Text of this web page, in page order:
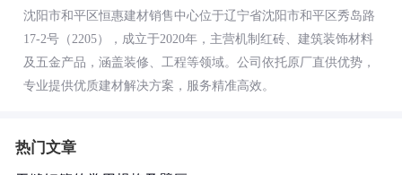
沈阳市和平区恒惠建材销售中心位于辽宁省沈阳市和平区秀岛路
17-2号（2205），成立于2020年，主营机制红砖、建筑装饰材料
及五金产品，涵盖装修、工程等领域。公司依托原厂直供优势，
专业提供优质建材解决方案，服务精准高效。
热门文章